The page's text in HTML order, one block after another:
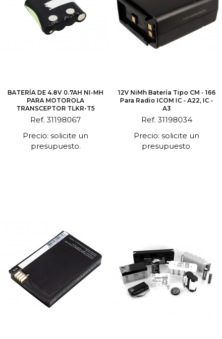
BATERÍA DE 4.8V 0.7AH NI-MH
PARA MOTOROLA
TRANSCEPTOR TLKR-T5
Ref. 31198067
Precio: solicite un
presupuesto.
12V NiMh Batería Tipo CM - 166
Para Radio ICOM IC - A22, IC -
A3
Ref. 31198034
Precio: solicite un
presupuesto.